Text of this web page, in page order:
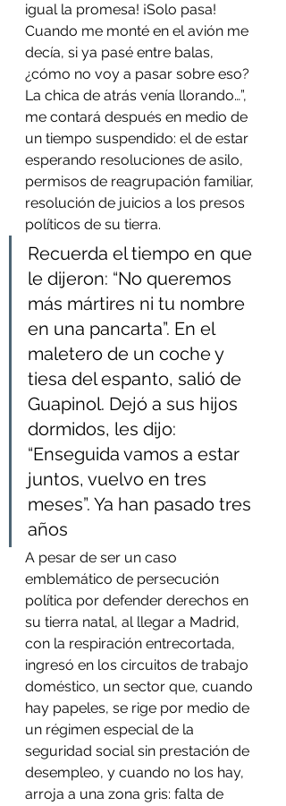
igual la promesa! ¡Solo pasa!
Cuando me monté en el avión me
decía, si ya pasé entre balas,
¿cómo no voy a pasar sobre eso?
La chica de atrás venía llorando…”,
me contará después en medio de
un tiempo suspendido: el de estar
esperando resoluciones de asilo,
permisos de reagrupación familiar,
resolución de juicios a los presos
políticos de su tierra.
Recuerda el tiempo en que
le dijeron: “No queremos
más mártires ni tu nombre
en una pancarta”. En el
maletero de un coche y
tiesa del espanto, salió de
Guapinol. Dejó a sus hijos
dormidos, les dijo:
“Enseguida vamos a estar
juntos, vuelvo en tres
meses”. Ya han pasado tres
años
A pesar de ser un caso
emblemático de persecución
política por defender derechos en
su tierra natal, al llegar a Madrid,
con la respiración entrecortada,
ingresó en los circuitos de trabajo
doméstico, un sector que, cuando
hay papeles, se rige por medio de
un régimen especial de la
seguridad social sin prestación de
desempleo, y cuando no los hay,
arroja a una zona gris: falta de